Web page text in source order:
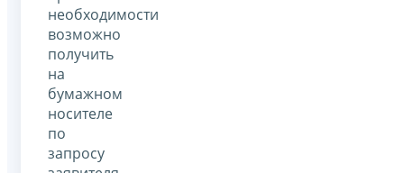
необходимости
возможно
получить
на
бумажном
носителе
по
запросу